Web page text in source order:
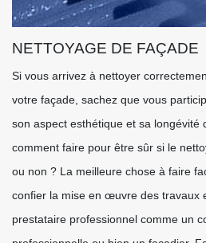
NETTOYAGE DE FAÇADE
Si vous arrivez à nettoyer
votre façade, sachez que vous
son aspect esthétique et sa longévité
comment faire pour être sûr si le
ou non ? La meilleure chose à faire
confier la mise en œuvre des travaux
prestataire professionnel comme un